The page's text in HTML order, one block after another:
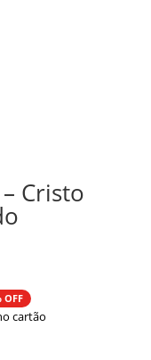
Cristo
OFF
cartão